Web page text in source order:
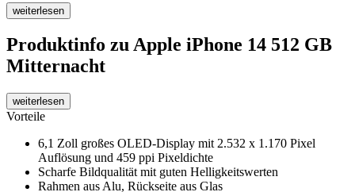
weiterlesen
Produktinfo zu Apple iPhone 14 512 GB
Mitternacht
weiterlesen
Vorteile
6,1 Zoll großes OLED-Display mit 2.532 x 1.170 Pixel
Auflösung und 459 ppi Pixeldichte
Scharfe Bildqualität mit guten Helligkeitswerten
Rahmen aus Alu, Rückseite aus Glas